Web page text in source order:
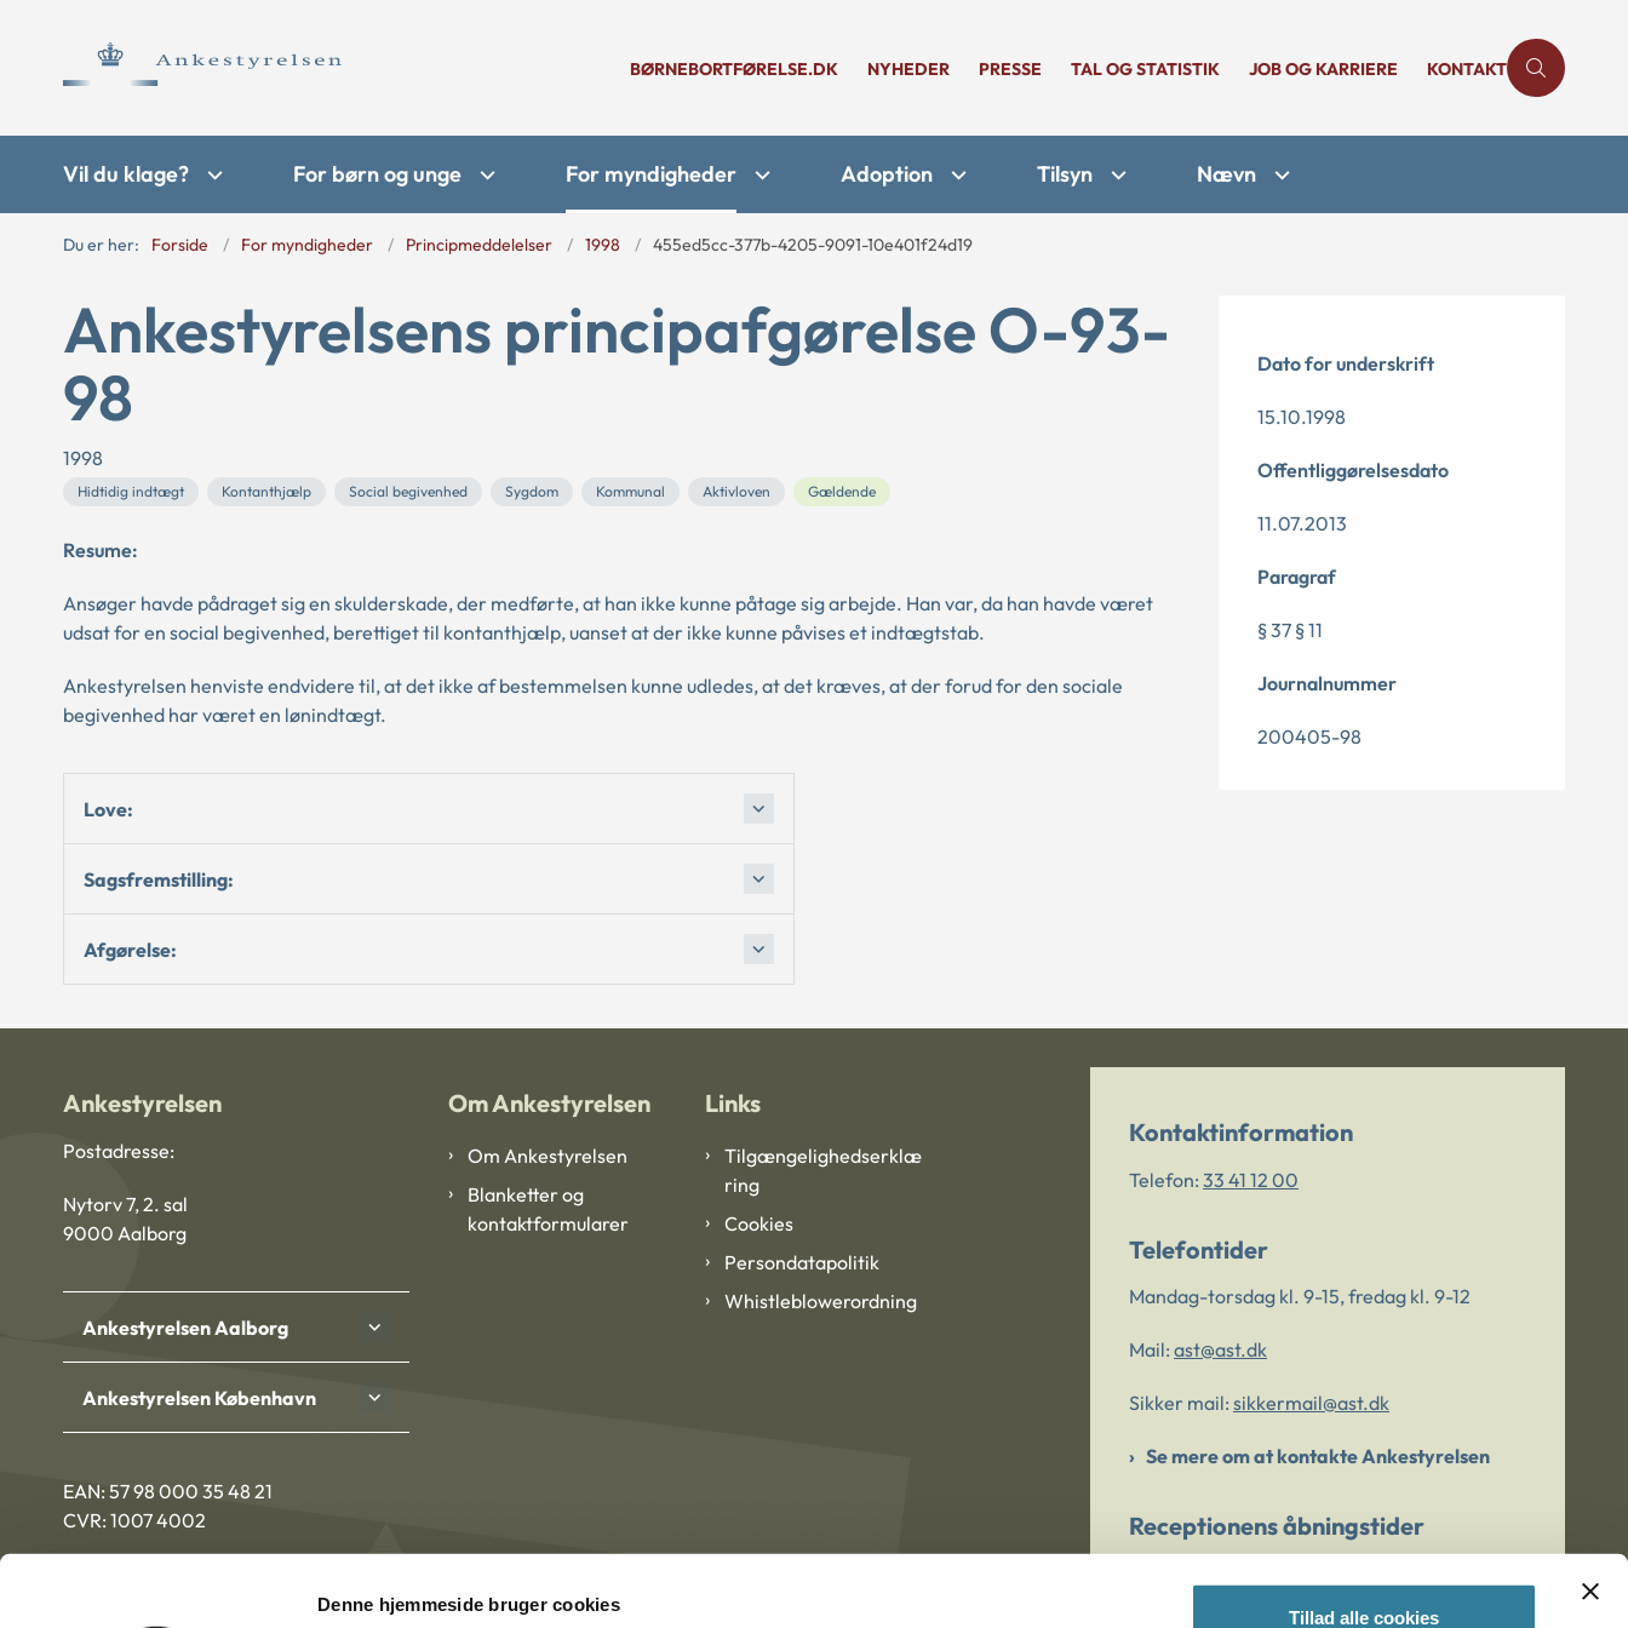
Denne hjemmeside bruger cookies
Tillad alle cookies
BØRNEBORTFØRELSE.DK NYHEDER PRESSE TAL OG STATISTIK JOB OG KARRIERE KONTAKT
Vil du klage? For børn og unge For myndigheder Adoption Tilsyn Nævn
Du er her: Forside For myndigheder Principmeddelelser 1998 455ed5cc-377b-4205-9091-10e401f24d19
Ankestyrelsens principafgørelse O-93-
98
1998
Hidtidig indtægt Kontanthjælp Social begivenhed Sygdom Kommunal Aktivloven Gældende
Resume:
Ansøger havde pådraget sig en skulderskade, der medførte, at han ikke kunne påtage sig arbejde. Han var, da han havde været
udsat for en social begivenhed, berettiget til kontanthjælp, uanset at der ikke kunne påvises et indtægtstab.
Ankestyrelsen henviste endvidere til, at det ikke af bestemmelsen kunne udledes, at det kræves, at der forud for den sociale
begivenhed har været en lønindtægt.
Love:
Sagsfremstilling:
Afgørelse:
Dato for underskrift
15.10.1998
Offentliggørelsesdato
11.07.2013
Paragraf
§ 37 § 11
Journalnummer
200405-98
Ankestyrelsen
Postadresse:
Nytorv 7, 2. sal
9000 Aalborg
Ankestyrelsen Aalborg
Ankestyrelsen København
EAN: 57 98 000 35 48 21
CVR: 1007 4002
Om Ankestyrelsen
Om Ankestyrelsen
Blanketter og
kontaktformularer
Links
Tilgængelighedserklæ
ring
Cookies
Persondatapolitik
Whistleblowerordning
Kontaktinformation
Telefon: 33 41 12 00
Telefontider
Mandag-torsdag kl. 9-15, fredag kl. 9-12
Mail: ast@ast.dk
Sikker mail: sikkermail@ast.dk
Se mere om at kontakte Ankestyrelsen
Receptionens åbningstider